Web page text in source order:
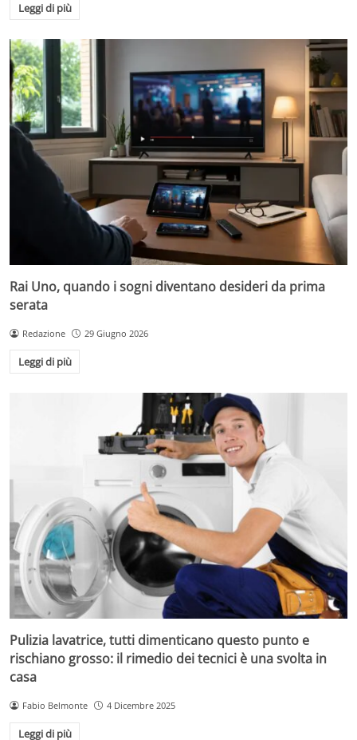
Leggi di più
Rai Uno, quando i sogni diventano desideri da prima
serata
Redazione 29 Giugno 2026
Leggi di più
Pulizia lavatrice, tutti dimenticano questo punto e
rischiano grosso: il rimedio dei tecnici è una svolta in
casa
Fabio Belmonte 4 Dicembre 2025
Leggi di più